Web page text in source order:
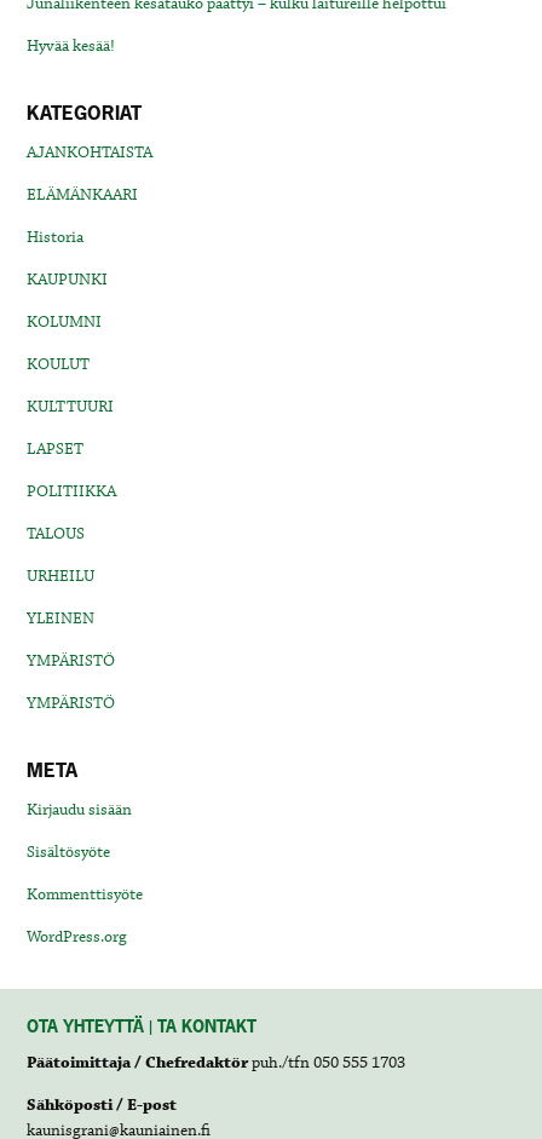
Hyvää kesää!
KATEGORIAT
AJANKOHTAISTA
ELÄMÄNKAARI
Historia
KAUPUNKI
KOLUMNI
KOULUT
KULTTUURI
LAPSET
POLITIIKKA
TALOUS
URHEILU
YLEINEN
YMPÄRISTÖ
YMPÄRISTÖ
META
Kirjaudu sisään
Sisältösyöte
Kommenttisyöte
WordPress.org
OTA YHTEYTTÄ | TA KONTAKT
Päätoimittaja / Chefredaktörpuh./tfn 050 555 1703
Sähköposti / E-post
kaunisgrani@kauniainen.fi